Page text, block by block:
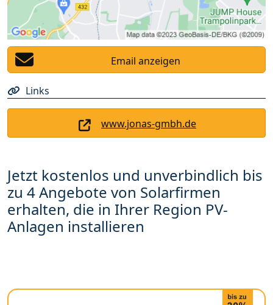
Email anzeigen
Links
www.jonas-gmbh.de
Jetzt kostenlos und unverbindlich bis
zu 4 Angebote von Solarfirmen
erhalten, die in Ihrer Region PV-
Anlagen installieren